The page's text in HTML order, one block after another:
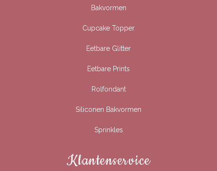
Bakvormen
Cupcake Topper
Eetbare Glitter
Eetbare Prints
Rolfondant
Siliconen Bakvormen
Sprinkles
Klantenservice